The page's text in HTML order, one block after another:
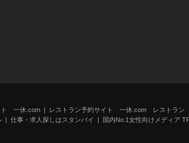
ト 一休.com
レストラン予約サイト 一休.com レストラン
仕事・求人探しはスタンバイ
国内No.1女性向けメディア